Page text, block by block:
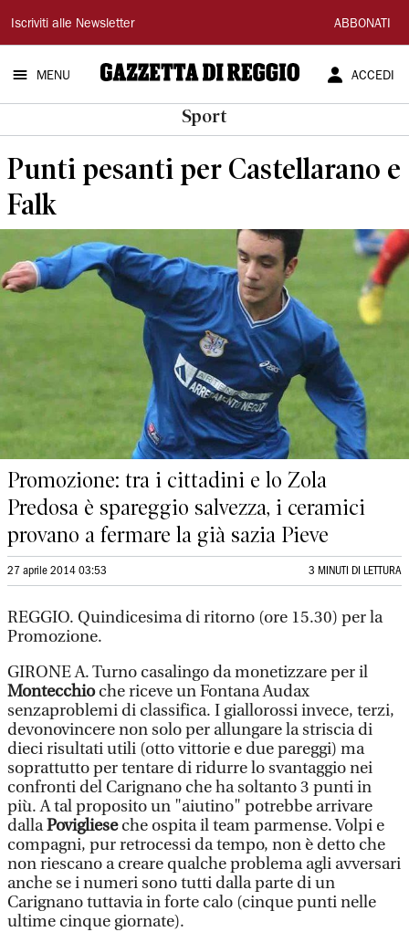
Gazzetta
di
Reggio
Iscriviti alle Newsletter ABBONATI
MENU ACCEDI
Sport
Punti pesanti per Castellarano e
Falk
Promozione: tra i cittadini e lo Zola
Predosa è spareggio salvezza, i ceramici
provano a fermare la già sazia Pieve
27 aprile 2014 03:53 3 MINUTI DI LETTURA
REGGIO. Quindicesima di ritorno (ore 15.30) per la
Promozione.
GIRONE A. Turno casalingo da monetizzare per il
Montecchioche riceve un Fontana Audax
senzaproblemi di classifica. I giallorossi invece, terzi,
devonovincere non solo per allungare la striscia di
dieci risultati utili (otto vittorie e due pareggi) ma
soprattutto per tentare di ridurre lo svantaggio nei
confronti del Carignano che ha soltanto 3 punti in
più. A tal proposito un "aiutino" potrebbe arrivare
dallaPoviglieseche ospita il team parmense. Volpi e
compagni, pur retrocessi da tempo, non è detto che
non riescano a creare qualche problema agli avversari
anche se i numeri sono tutti dalla parte di un
Carignano tuttavia in forte calo (cinque punti nelle
ultime cinque giornate).